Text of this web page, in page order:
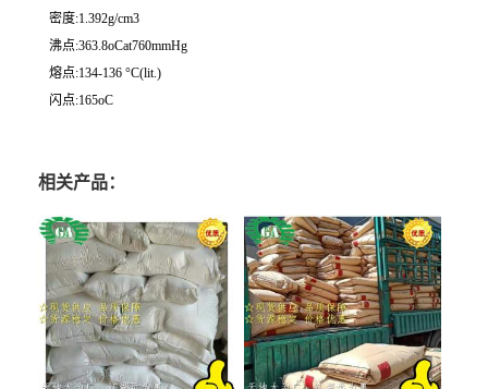
密度:1.392g/cm3
沸点:363.8oCat760mmHg
熔点:134-136 °C(lit.)
闪点:165oC
相关产品：